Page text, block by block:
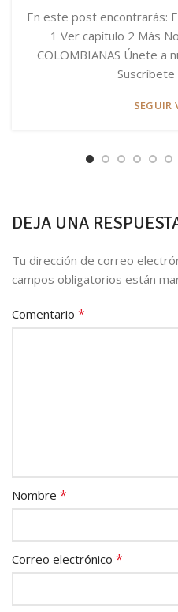
En este post encontrarás:
1 Ver capítulo 2 Más
COLOMBIANAS Únete a
Suscríbete
SEGUIR
DEJA UNA
Tu dirección de correo
campos obligatorios están
Comentario *
Nombre *
Correo electrónico *